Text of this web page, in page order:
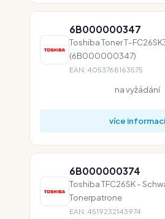
6B000000347
Toshiba Toner T-
(6B000000347)
EAN: 4053768163575
na vyžádání
více informací
6B000000374
Toshiba TFC26SK -
Tonerpatrone
EAN: 4519232143974